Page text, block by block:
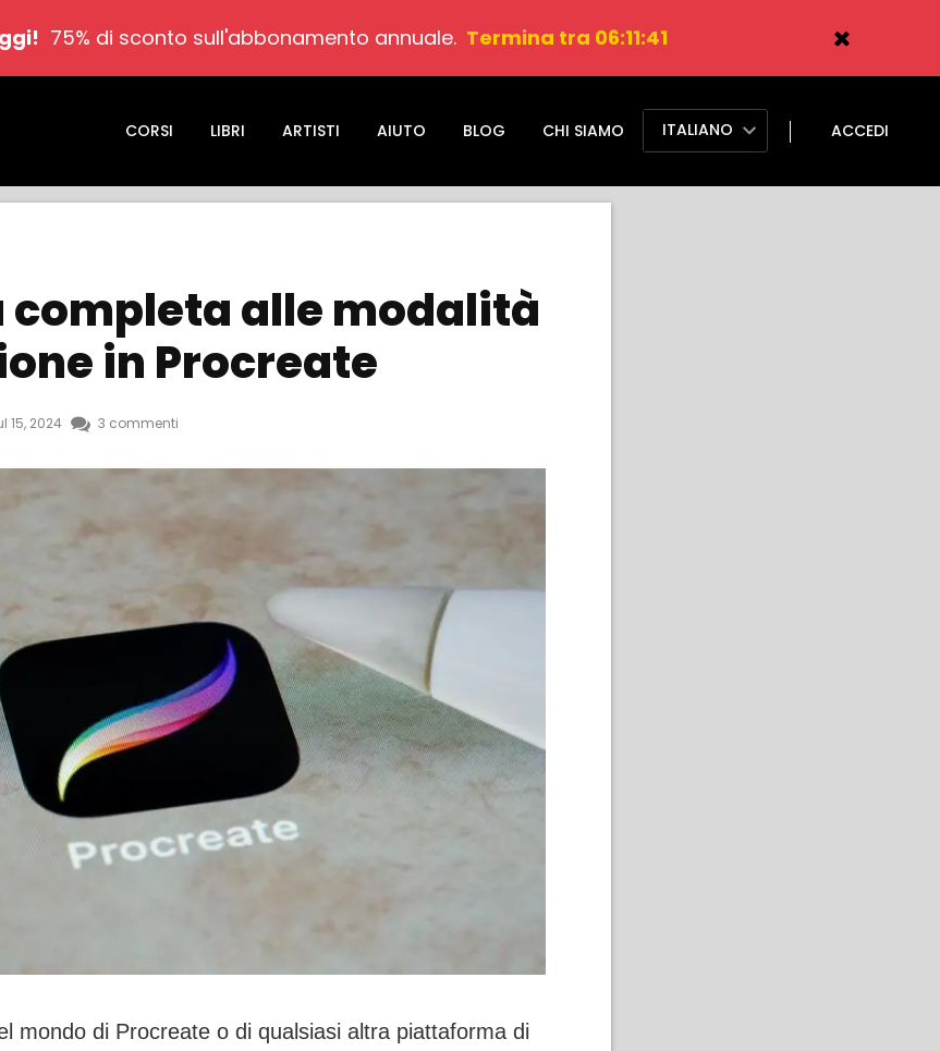
75% di sconto sull'abbonamento annuale. Termina tra 06:11:40
CORSI LIBRI ARTISTI AIUTO BLOG CHI SIAMO ITALIANO ACCEDI
completa alle modalità
in Procreate
15, 2024 3 commenti
mondo di Procreate o di qualsiasi altra piattaforma di